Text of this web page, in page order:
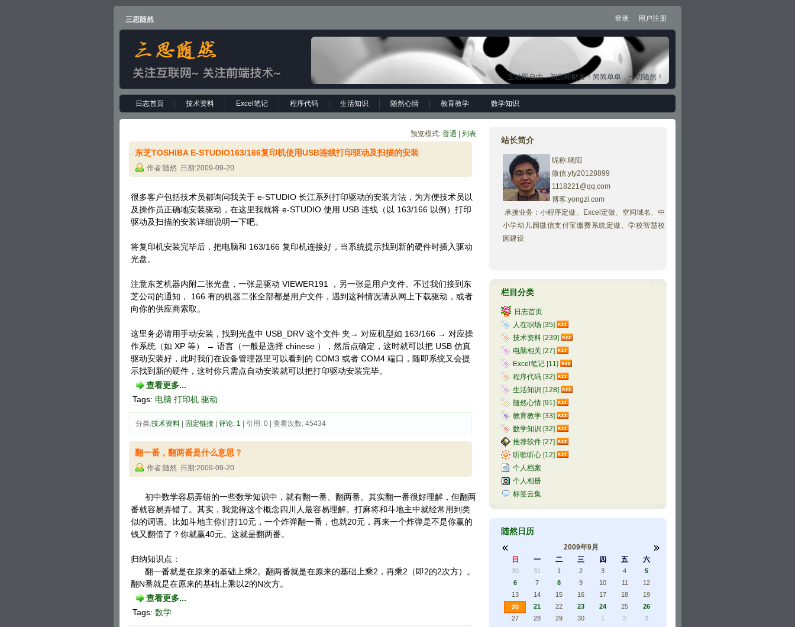
三思随然
主动即自由，阅历即财富！简简单单，一切随然！
日志首页 技术资料 Excel笔记 程序代码 生活知识 随然心情 教育教学 数学知识
预览模式: 普通 列表
东芝TOSHIBA E-STUDIO163/166复印机使用USB连线打印驱动及扫描的安装
作者:随然 日期:2009-09-20
很多客户包括技术员都询问我关于 e-STUDIO 长江系列打印驱动的安装方法，为方便技术员以
及操作员正确地安装驱动，在这里我就将 e-STUDIO 使用 USB 连线（以 163/166 以例）打印
驱动及扫描的安装详细说明一下吧。
将复印机安装完毕后，把电脑和 163/166 复印机连接好，当系统提示找到新的硬件时插入驱动
光盘。
注意东芝机器内附二张光盘，一张是驱动 VIEWER191 ，另一张是用户文件。不过我们接到东
芝公司的通知， 166 有的机器二张全部都是用户文件，遇到这种情况请从网上下载驱动，或者
向你的供应商索取。
这里务必请用手动安装，找到光盘中 USB_DRV 这个文件 夹→ 对应机型如 163/166 → 对应操
作系统（如 XP 等） → 语言（一般是选择 chinese ），然后点确定，这时就可以把 USB 仿真
驱动安装好，此时我们在设备管理器里可以看到的 COM3 或者 COM4 端口，随即系统又会提
示找到新的硬件，这时你只需点自动安装就可以把打印驱动安装完毕。
查看更多...
Tags: 电脑 打印机 驱动
分类:技术资料| 固定链接| 评论: 1 | 引用: 0 | 查看次数: 45434
翻一番，翻两番是什么意思？
作者:随然 日期:2009-09-20
初中数学容易弄错的一些数学知识中，就有翻一番、翻两番。其实翻一番很好理解，但翻两
番就容易弄错了。其实，我觉得这个概念四川人最容易理解。打麻将和斗地主中就经常用到类
似的词语。比如斗地主你们打10元，一个炸弹翻一番，也就20元，再来一个炸弹是不是你赢的
钱又翻倍了？你就赢40元。这就是翻两番。
归纳知识点：
翻一番就是在原来的基础上乘2。翻两番就是在原来的基础上乘2，再乘2（即2的2次方）。
翻N番就是在原来的基础上乘以2的N次方。
查看更多...
Tags: 数学
站长简介
昵称:晓阳
微信:yty20128899
1118221@qq.com
博客:yongzi.com
承接业务：小程序定做、Excel定做、空间域名、 中
小学幼儿园微信支付宝缴费系统定做、学校智慧校
园建设
栏目分类
日志首页
人在职场 [35]
技术资料 [239]
电脑相关 [27]
Excel笔记 [11]
程序代码 [32]
生活知识 [128]
随然心情 [91]
教育教学 [33]
数学知识 [32]
推荐软件 [27]
听歌听心 [12]
个人档案
个人相册
标签云集
登录 用户注册
随然日历
2009年9月
日
一 二 三 四 五 六
30 31 1 2 3 4
5
6
7 8 9 10 11
12
13
14 15 16 17 18
19
20
21 22 23 24 25
26
27
28 29 30 1 2 3